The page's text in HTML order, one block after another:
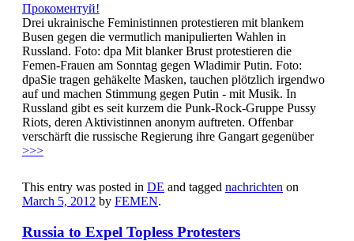
Прокоментуй!
Drei ukrainische Feministinnen protestieren mit blankem
Busen gegen die vermutlich manipulierten Wahlen in
Russland. Foto: dpa Mit blanker Brust protestieren die
Femen-Frauen am Sonntag gegen Wladimir Putin. Foto:
dpaSie tragen gehäkelte Masken, tauchen plötzlich irgendwo
auf und machen Stimmung gegen Putin - mit Musik. In
Russland gibt es seit kurzem die Punk-Rock-Gruppe Pussy
Riots, deren Aktivistinnen anonym auftreten. Offenbar
verschärft die russische Regierung ihre Gangart gegenüber
>>>
This entry was posted in DE and tagged nachrichten on
March 5, 2012 by FEMEN.
Russia to Expel Topless Protesters